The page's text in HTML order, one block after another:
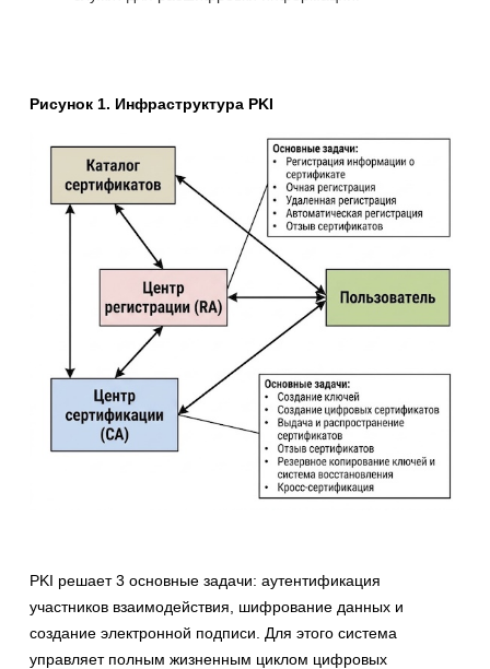
Рисунок 1. Инфраструктура PKI
PKI решает 3 основные задачи: аутентификация
участников взаимодействия, шифрование данных и
создание электронной подписи. Для этого система
управляет полным жизненным циклом цифровых